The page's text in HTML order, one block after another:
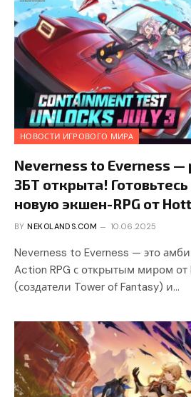
НОВОСТИ ИГРОВОГО МИРА
Neverness to Everness —
ЗБТ открыта!
новую экшен-RPG от
BY NEKOLANDS.COM 10.06.2025
Neverness to Everness — это
Action RPG с открытым миром
(создатели Tower of Fantasy) и…